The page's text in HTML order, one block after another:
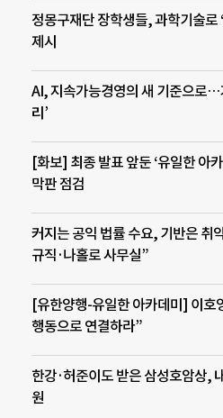
정몽구재단 장학생들, 과학기술로
제시
AI, 지속가능경영의 새 기준으로…
리’
[화보] 최종 발표 앞둔 ‘유일한 아
막판 점검
커지는 공익 법률 수요, 기반은 취
규직·나홀로 사무실”
[유한양행-유일한 아카데미] 이호
행동으로 연결하라”
한강·허준이도 받은 삼성호암상,
원